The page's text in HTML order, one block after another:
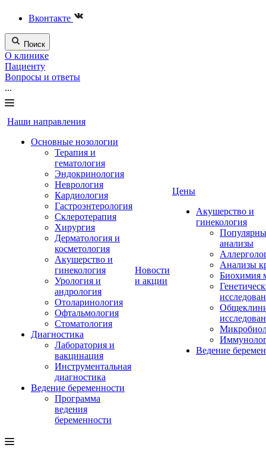
Вконтакте
Поиск
О клинике
Пациенту
Вопросы и ответы
...
Наши направления
Основные нозологии
Терапия и
гематология
Эндокринология
Неврология
Кардиология
Гастроэнтерология
Склеротерапия
Хирургия
Дерматология и
косметология
Акушерство и
гинекология
Урология и
андрология
Отоларинология
Офтальмология
Стоматология
Диагностика
Лаборатория и
вакцинация
Инструментальная
диагностика
Ведение беременности
Программа
ведения
беременности
Новости
и акции
Цены
Акушерство и
гинекология
анализы
Анализы
Биохимия
Ведение